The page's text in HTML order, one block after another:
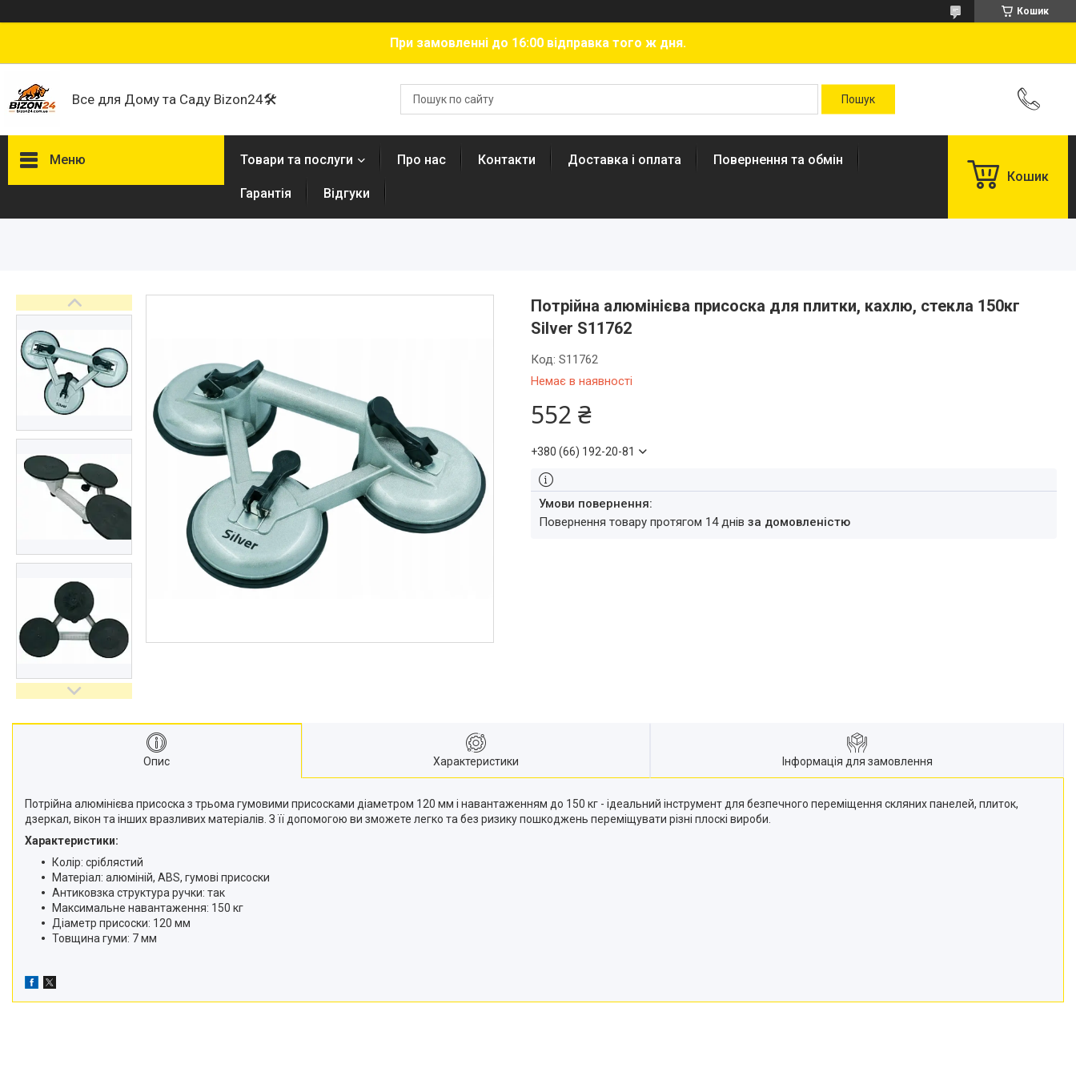
Кошик
При замовленні до 16:00 відправка того ж дня.
Все для Дому та Саду Bizon24🛠
Меню Товари та послуги Про нас Контакти Доставка і оплата Повернення та обмін
Гарантія Відгуки
Кошик
Потрійна алюмінієва присоска для плитки, кахлю, стекла 150кг
Silver S11762
Немає в наявності
Код: S11762
552 ₴
+380 (66) 192-20-81
повернення товару протягом 14 днів за домовленістю
Опис Характеристики Інформація для замовлення
Потрійна алюмінієва присоска з трьома гумовими присосками діаметром 120 мм і навантаженням до 150 кг - ідеальний інструмент для безпечного переміщення скляних панелей, плиток,
дзеркал, вікон та інших вразливих матеріалів. З її допомогою ви зможете легко та без ризику пошкоджень переміщувати різні плоскі вироби.
Характеристики:
Колір: сріблястий
Матеріал: алюміній, ABS, гумові присоски
Антиковзка структура ручки: так
Максимальне навантаження: 150 кг
Діаметр присоски: 120 мм
Товщина гуми: 7 мм